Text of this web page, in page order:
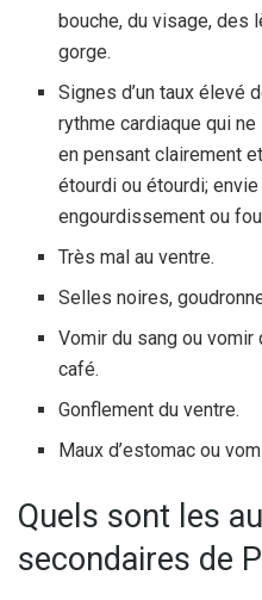
bouche, du visage, des
gorge.
Signes d’un taux élevé
rythme cardiaque qui
en pensant clairement
étourdi ou étourdi; envie
engourdissement ou
Très mal au ventre.
Selles noires,
Vomir du sang ou
café.
Gonflement du ventre.
Maux d’estomac ou
Quels sont les
secondaires de